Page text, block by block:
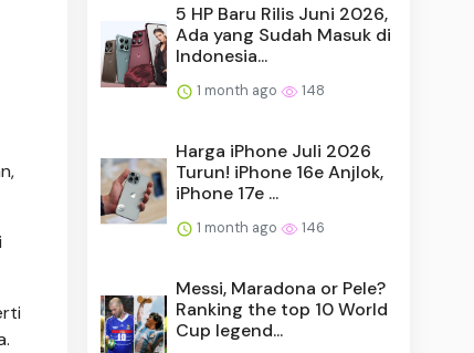
5 HP Baru Rilis Juni 2026,
Ada yang Sudah Masuk di
Indonesia...
1 month ago 148
Harga iPhone Juli 2026
Turun! iPhone 16e Anjlok,
iPhone 17e ...
1 month ago 146
Messi, Maradona or Pele?
Ranking the top 10 World
Cup legend...